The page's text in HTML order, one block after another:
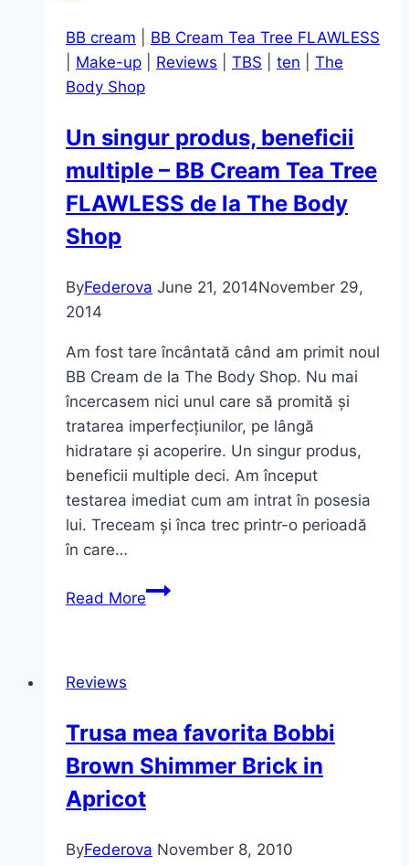
BB cream
BB Cream Tea Tree FLAWLESS
Make-up Reviews TBS ten
The
Body Shop
Un singur produs, beneficii
multiple – BB Cream Tea Tree
FLAWLESS de la The Body
Shop
ByFederova June 21, 2014November 29,
2014
Am fost tare încântată când am primit noul
BB Cream de la The Body Shop. Nu mai
încercasem nici unul care să promită și
tratarea imperfecțiunilor, pe lângă
hidratare și acoperire. Un singur produs,
beneficii multiple deci. Am început
testarea imediat cum am intrat în posesia
lui. Treceam și înca trec printr-o perioadă
în care…
Read MoreUn
BB
Cream
Tree
de
Reviews
Trusa mea favorita Bobbi
Brown Shimmer Brick in
Apricot
ByFederova November 8, 2010